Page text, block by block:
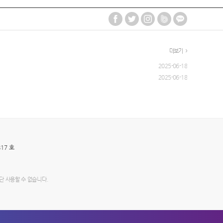
더보기
2025-06-18
2025-06-18
호
사용할 수 없습니다.